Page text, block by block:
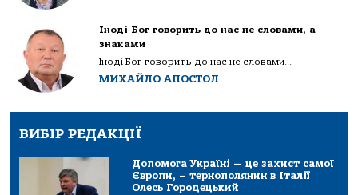
Іноді Бог говорить до нас не словами, а
знаками
Іноді Бог говорить до нас не словами...
МИХАЙЛО АПОСТОЛ
ВИБІР РЕДАКЦІЇ
Допомога Україні — це захист самої
Європи, – тернополянин в Італії
Олесь Городецький